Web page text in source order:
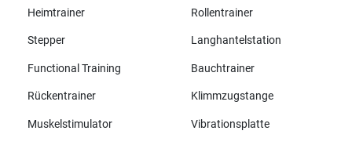
Heimtrainer Rollentrainer
Stepper Langhantelstation
Functional Training Bauchtrainer
Rückentrainer Klimmzugstange
Muskelstimulator Vibrationsplatte